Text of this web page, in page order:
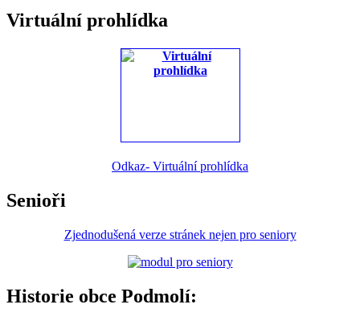
Virtuální prohlídka
Odkaz- Virtuální prohlídka
Senioři
Zjednodušená verze stránek nejen pro seniory
Historie obce Podmolí: